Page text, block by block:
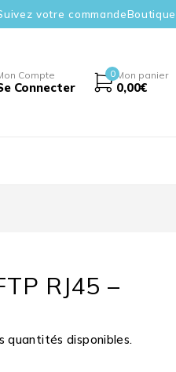
votre commandeBoutique
Compte
Connecter
0 Mon panier
0,00€
RJ45 –
quantités disponibles.